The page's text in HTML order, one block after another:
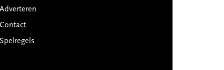
Adverteren
Contact
Spelregels